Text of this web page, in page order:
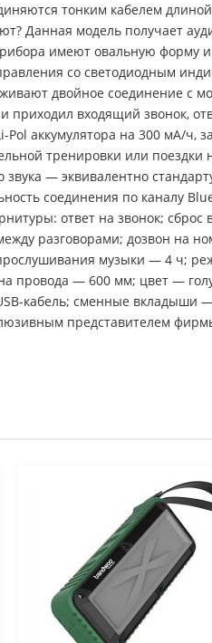
тонким кабелем
Данная модель получает
имеют овальную форму
со светодиодным
двойное соединение с
приходил входящий звонок,
аккумулятора на 300 мА/ч,
тренировки или
— эквивалентно
соединения по каналу
ответ на звонок;
разговорами; дозвон на
музыки — 4 ч;
провода — 600 мм; цвет —
кабель; сменные вкладыши
представителем